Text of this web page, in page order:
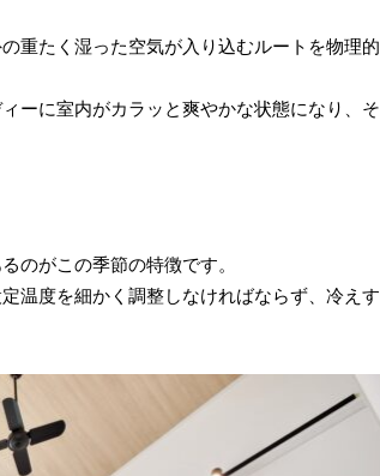
重たく湿った空気が入り込むルートを物理的
ーに室内がカラッと爽やかな状態になり、そ
のがこの季節の特徴です。
温度を細かく調整しなければならず、冷えす